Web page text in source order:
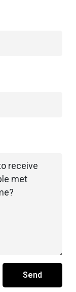
Send